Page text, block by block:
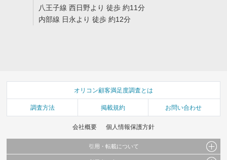
八王子線 西日野より 徒歩 約11分
内部線 日永より 徒歩 約12分
オリコン顧客満足度調査とは
調査方法 掲載規約 お問い合わせ
会社概要 個人情報保護方針
引用・転載について